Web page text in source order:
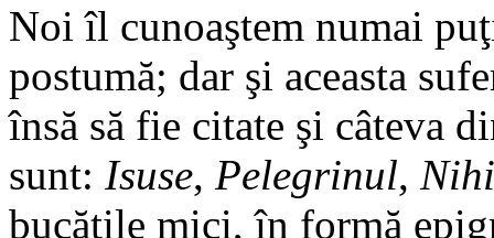
Noi îl cunoaştem numai
postumă; dar şi aceasta
însă să fie citate şi câteva
sunt: Isuse, Pelegrinul,
bucăţile mici, în formă